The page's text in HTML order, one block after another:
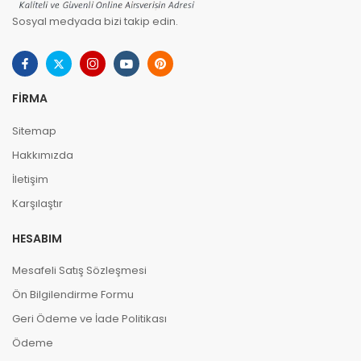
Sosyal medyada bizi takip edin.
FIRMA
Sitemap
Hakkımızda
İletişim
Karşılaştır
HESABIM
Mesafeli Satış Sözleşmesi
Ön Bilgilendirme Formu
Geri Ödeme ve İade Politikası
Ödeme